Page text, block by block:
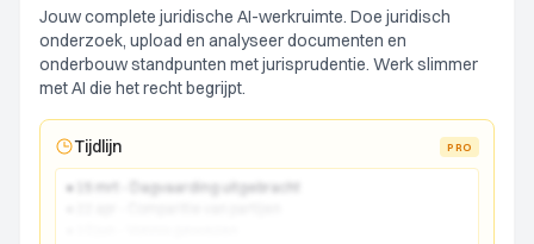
Jouw complete juridische AI-werkruimte. Doe juridisch
onderzoek, upload en analyseer documenten en
onderbouw standpunten met jurisprudentie. Werk slimmer
met AI die het recht begrijpt.
Tijdlijn PRO
● 15 mrt - Dagvaarding uitgebracht